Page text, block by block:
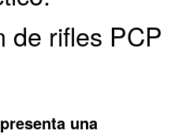
de rifles PCP
una